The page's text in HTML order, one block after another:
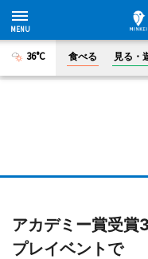
36°C 食べる 見る・
アカデミー賞受賞
プレイベントで